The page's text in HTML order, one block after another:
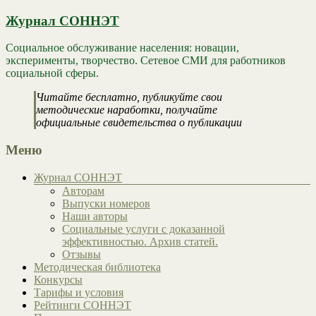
Журнал СОННЭТ
Социальное обслуживание населения: новации,
эксперименты, творчество. Сетевое СМИ для работников
социальной сферы.
Читайте бесплатно, публикуйте свои
методические наработки, получайте
официальные свидетельства о публикации
Меню
Журнал СОННЭТ
Авторам
Выпуски номеров
Наши авторы
Социальные услуги с доказанной
эффективностью. Архив статей.
Отзывы
Методическая библиотека
Конкурсы
Тарифы и условия
Рейтинги СОННЭТ